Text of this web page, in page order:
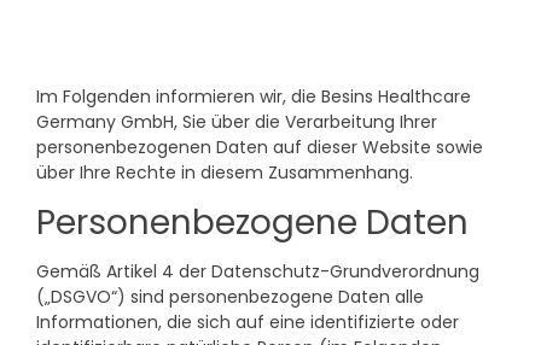
Im Folgenden informieren wir, die Besins Healthcare
Germany GmbH, Sie über die Verarbeitung Ihrer
personenbezogenen Daten auf dieser Website sowie
über Ihre Rechte in diesem Zusammenhang.
Personenbezogene Daten
Gemäß Artikel 4 der Datenschutz-Grundverordnung
(„DSGVO“) sind personenbezogene Daten alle
Informationen, die sich auf eine identifizierte oder